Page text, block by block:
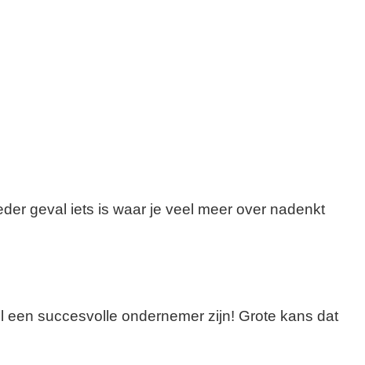
geval iets is waar je veel meer over nadenkt
een succesvolle ondernemer zijn! Grote kans dat